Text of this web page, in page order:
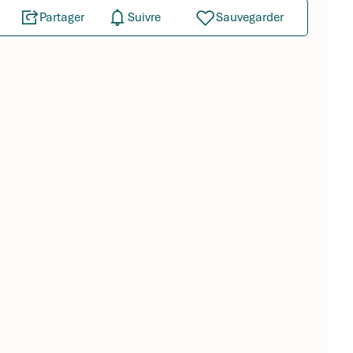
Partager Suivre Sauvegarder